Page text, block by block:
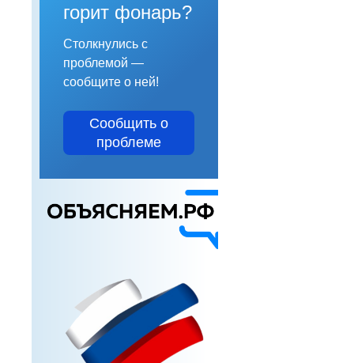
горит фонарь?
Столкнулись с
проблемой —
сообщите о ней!
Сообщить о
проблеме